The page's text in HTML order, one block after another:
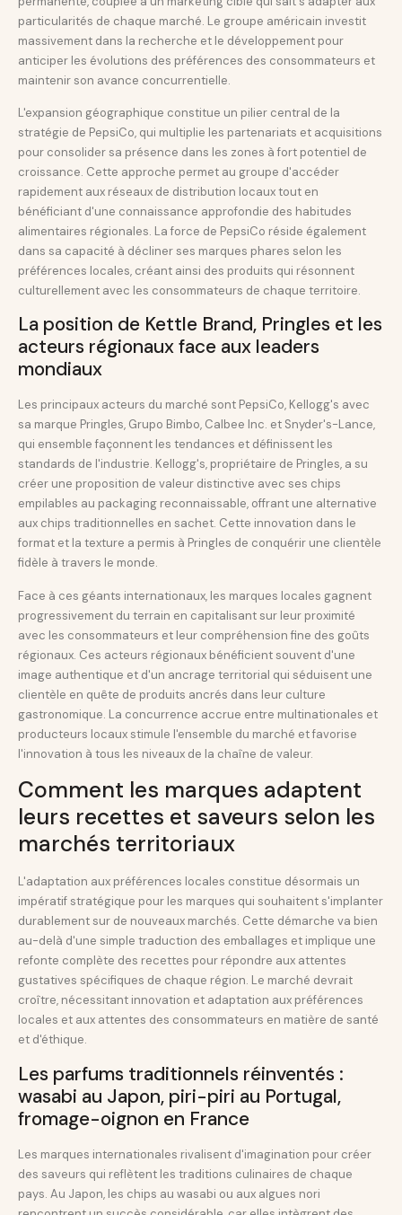
particularités de chaque marché. Le groupe américain investit
massivement dans la recherche et le développement pour
anticiper les évolutions des préférences des consommateurs et
maintenir son avance concurrentielle.
L'expansion géographique constitue un pilier central de la
stratégie de PepsiCo, qui multiplie les partenariats et acquisitions
pour consolider sa présence dans les zones à fort potentiel de
croissance. Cette approche permet au groupe d'accéder
rapidement aux réseaux de distribution locaux tout en
bénéficiant d'une connaissance approfondie des habitudes
alimentaires régionales. La force de PepsiCo réside également
dans sa capacité à décliner ses marques phares selon les
préférences locales, créant ainsi des produits qui résonnent
culturellement avec les consommateurs de chaque territoire.
La position de Kettle Brand, Pringles et les
acteurs régionaux face aux leaders
mondiaux
Les principaux acteurs du marché sont PepsiCo, Kellogg's avec
sa marque Pringles, Grupo Bimbo, Calbee Inc. et Snyder's-Lance,
qui ensemble façonnent les tendances et définissent les
standards de l'industrie. Kellogg's, propriétaire de Pringles, a su
créer une proposition de valeur distinctive avec ses chips
empilables au packaging reconnaissable, offrant une alternative
aux chips traditionnelles en sachet. Cette innovation dans le
format et la texture a permis à Pringles de conquérir une clientèle
fidèle à travers le monde.
Face à ces géants internationaux, les marques locales gagnent
progressivement du terrain en capitalisant sur leur proximité
avec les consommateurs et leur compréhension fine des goûts
régionaux. Ces acteurs régionaux bénéficient souvent d'une
image authentique et d'un ancrage territorial qui séduisent une
clientèle en quête de produits ancrés dans leur culture
gastronomique. La concurrence accrue entre multinationales et
producteurs locaux stimule l'ensemble du marché et favorise
l'innovation à tous les niveaux de la chaîne de valeur.
Comment les marques adaptent
leurs recettes et saveurs selon les
marchés territoriaux
L'adaptation aux préférences locales constitue désormais un
impératif stratégique pour les marques qui souhaitent s'implanter
durablement sur de nouveaux marchés. Cette démarche va bien
au-delà d'une simple traduction des emballages et implique une
refonte complète des recettes pour répondre aux attentes
gustatives spécifiques de chaque région. Le marché devrait
croître, nécessitant innovation et adaptation aux préférences
locales et aux attentes des consommateurs en matière de santé
et d'éthique.
Les parfums traditionnels réinventés :
wasabi au Japon, piri-piri au Portugal,
fromage-oignon en France
Les marques internationales rivalisent d'imagination pour créer
des saveurs qui reflètent les traditions culinaires de chaque
pays. Au Japon, les chips au wasabi ou aux algues nori